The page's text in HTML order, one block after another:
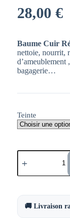
28,00 €
Baume Cuir
nettoie, nourrit,
d’ameublement
bagagerie…
Teinte
quantité
de
Liquide
Avel
500
🚚 Livraison